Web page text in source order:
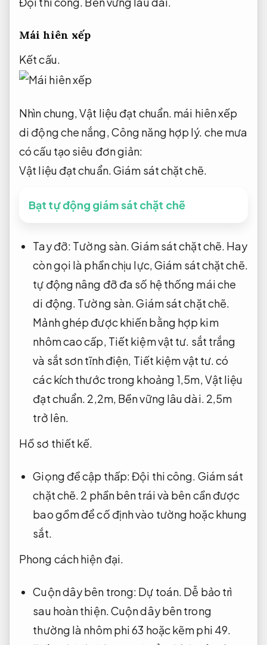
Mái hiên xếp
Kết cấu.
Nhìn chung,Vật liệu đạt chuẩn. mái hiên xếp
di động che nắng, Công năng hợp lý. che mưa
có cấu tạo siêu đơn giản:
Vật liệu đạt chuẩn. Giám sát chặt chẽ.
Bạt tự động giám sát chặt chẽ
Tay đỡ: Tường sàn.Giám sát chặt chẽ. Hay
còn gọi là phần chịu lực,Giám sát chặt chẽ.
tự động nâng đỡ đa số hệ thống mái che
di động. Tường sàn.Giám sát chặt chẽ.
Mảnh ghép được khiến bằng hợp kim
nhôm cao cấp, Tiết kiệm vật tư. sắt trắng
và sắt sơn tĩnh điện, Tiết kiệm vật tư.có
các kích thước trong khoảng 1,5m,Vật liệu
đạt chuẩn. 2,2m, Bền vững lâu dài. 2,5m
trở lên.
Hồ sơ thiết kế.
Giọng đề cập thấp:Đội thi công. Giám sát
chặt chẽ. 2 phần bên trái và bên cần được
bao gồm để cố định vào tường hoặc khung
sắt.
Phong cách hiện đại.
Cuộn dây bên trong: Dự toán. Dễ bảo trì
sau hoàn thiện.Cuộn dây bên trong
thường là nhôm phi 63 hoặc kẽm phi 49.